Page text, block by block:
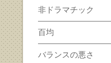
非ドラマチック
百均
バランスの悪さ